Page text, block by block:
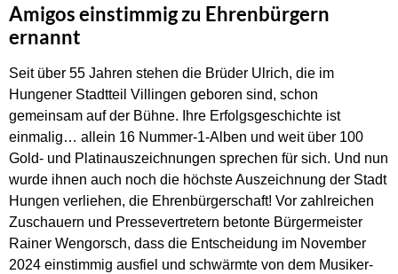
Amigos einstimmig zu Ehrenbürgern
ernannt
Seit über 55 Jahren stehen die Brüder Ulrich, die im
Hungener Stadtteil Villingen geboren sind, schon
gemeinsam auf der Bühne. Ihre Erfolgsgeschichte ist
einmalig… allein 16 Nummer-1-Alben und weit über 100
Gold- und Platinauszeichnungen sprechen für sich. Und nun
wurde ihnen auch noch die höchste Auszeichnung der Stadt
Hungen verliehen, die Ehrenbürgerschaft! Vor zahlreichen
Zuschauern und Pressevertretern betonte Bürgermeister
Rainer Wengorsch, dass die Entscheidung im November
2024 einstimmig ausfiel und schwärmte von dem Musiker-